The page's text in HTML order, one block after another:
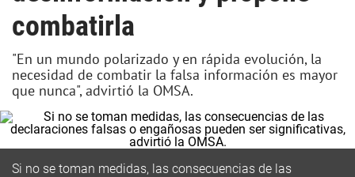
combatirla
"En un mundo polarizado y en rápida evolución, la
necesidad de combatir la falsa información es mayor
que nunca", advirtió la OMSA.
Si no se toman medidas, las consecuencias de las